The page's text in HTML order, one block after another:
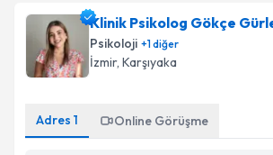
Klinik Psikolog Gökçe
Psikoloji +1diğer
İzmir, Karşıyaka
Adres 1 Online Görüşme